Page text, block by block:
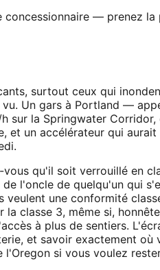
— prenez
surtout ceux qui
Un gars à Portland —
sur la Springwater
et un accélérateur qui
vous qu'il soit verrouillé en
l'oncle de quelqu'un qui
une conformité
classe 3, même si,
à plus de sentiers.
et savoir exactement où
si vous voulez